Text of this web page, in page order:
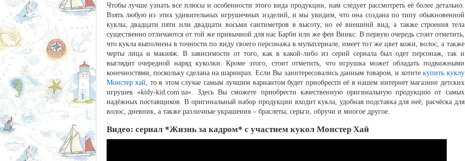
Чтобы лучше узнать все плюсы и особенности этого вида продукции, нам следует рассмотреть её более детально.
Взять любую из этих удивительных игрушечных изделий, и мы увидим, что она создана по типу обыкновенной
куклы, двадцати пяти или двадцати восьми сантиметров в высоту, но её внешний вид, а также строения тела
существенно отличаются от той же привычной для нас Барби или же феи Винкс. В первую очередь стоит отметить,
что кукла выполнена в точности по виду своего персонажа в мультсериале, имеет тот же цвет кожи, волос, а также
черты лица и макияж. В зависимости от того, как в какой-либо из серий сериала был одет персонаж, так и
выглядит очередной наряд куколки. Кроме этого, стоит отметить, что игрушка может обладать подвижными
конечностями, поскольку сделана на шарнирах. Если Вы заинтересовались данным товаром, и хотитекупить куклу
Монстер хай, то в этом случае самым лучшим вариантом будет приобрести её в нашем интернет магазине детских
игрушек «kidy-kid.com.ua». Здесь Вы сможете приобрести качественную оригинальную продукцию от самых
надёжных поставщиков. В оригинальный набор продукции входит кукла, удобная подставка для неё, расчёска для
волос, дневник, а также различные украшения – браслеты, серьги, обручи и многое другое.
Видео: сериал *Жизнь за кадром* с участием кукол Монстер Хай